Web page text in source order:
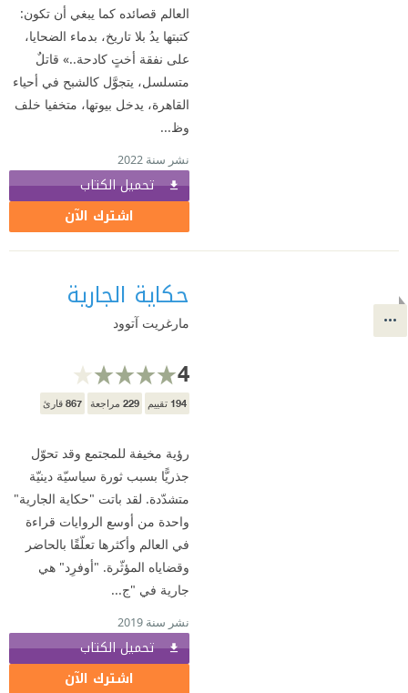
العالم قصائده كما يبغي أن تكون:
كتبتها يدُ بلا تاريخ، بدماء الضحايا،
على نفقة أختٍ كادحة..» قاتلٌ
متسلسل، يتجوَّل كالشبح في أحياء
القاهرة، يدخل بيوتها، متخفيا خلف
وظ...
نشر سنة 2022
تحميل الكتاب
اشترك الآن
حكاية الجارية
مارغريت آتوود
4
194 تقييم 229 مراجعة 867 قارئ
رؤية مخيفة للمجتمع وقد تحوّل
جذريًّا بسبب ثورة سياسيّة دينيّة
متشدّدة. لقد باتت "حكاية الجارية"
واحدة من أوسع الروايات قراءة
في العالم وأكثرها تعلّقًا بالحاضر
وقضاياه المؤثّرة. "أوفرِد" هي
جارية في "ج...
نشر سنة 2019
تحميل الكتاب
اشترك الآن